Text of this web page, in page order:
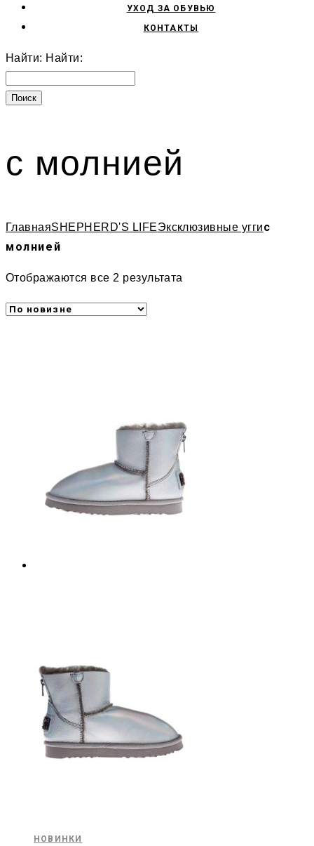
УХОД ЗА ОБУВЬЮ
КОНТАКТЫ
Найти: Найти:
с молнией
ГлавнаяSHEPHERD'S LIFEЭксклюзивные уггис
молнией
Отображаются все 2 результата
НОВИНКИ